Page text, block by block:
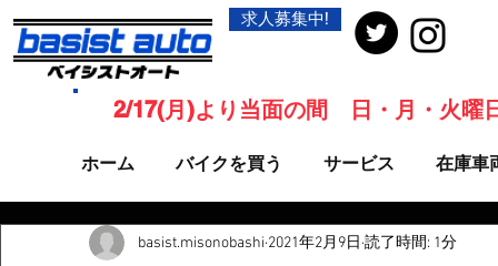
求人募集中!
ホーム バイクを買う サービス 在庫車
2/17(月)より当面の間 日・月・火曜
basist.misonobashi 2021年2月9日 読了時間: 1分